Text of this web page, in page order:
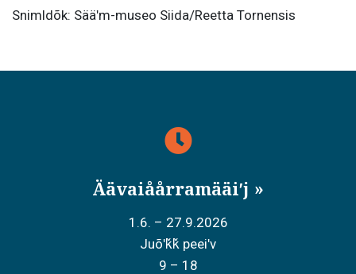
Snimldõk: Sääʹm-museo Siida/Reetta Tornensis
Äävaiåårramääiʹj
1.6. – 27.9.2026
Juõʹǩǩ peeiʹv
9 – 18